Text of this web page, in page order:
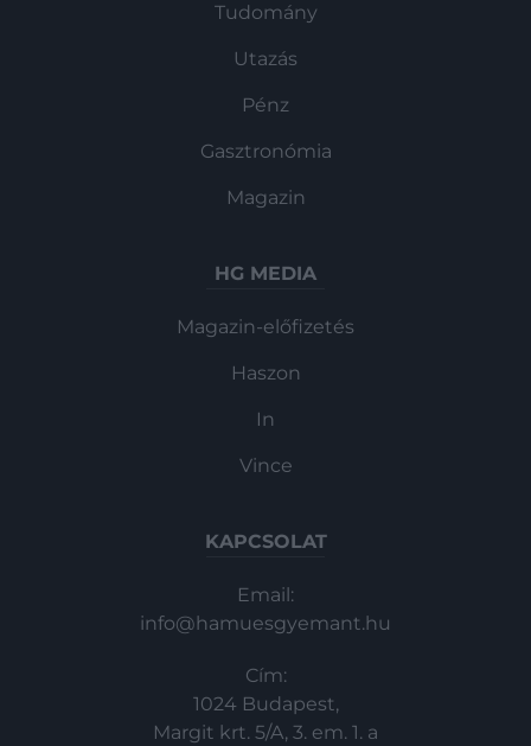
Tudomány
Utazás
Pénz
Gasztronómia
Magazin
HG MEDIA
Magazin-előfizetés
Haszon
In
Vince
KAPCSOLAT
Email:
info@hamuesgyemant.hu
Cím:
1024 Budapest,
Margit krt. 5/A, 3. em. 1. a